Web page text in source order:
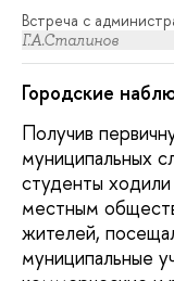
Встреча с
Г.А.Сталинов
Городские
Получив
муниципальных
студенты
местным
жителей,
муниципальные